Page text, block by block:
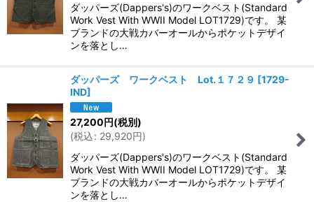
ダッパーズ(Dappers's)のワークベスト(Standard
Work Vest With WWII Model LOT1729)です。 某
ブランドの大戦カバーオールからポケットデザイ
ンを落とし…
ダッパーズ ワークベスト Lot.１７２９ [1729-
IND]
27,200円(税別)
(税込: 29,920円)
ダッパーズ(Dappers's)のワークベスト(Standard
Work Vest With WWII Model LOT1729)です。 某
ブランドの大戦カバーオールからポケットデザイ
ンを落とし…